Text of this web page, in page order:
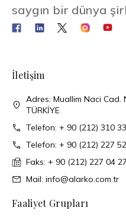
saygın bir dünya
İletişim
Adres: Muallim Naci Cad.
TÜRKİYE
Telefon: + 90 (212) 310
Telefon: + 90 (212) 227
Faks: + 90 (212) 227 04 27
Mail: info@alarko.com.tr
Faaliyet Grupları